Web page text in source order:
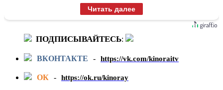
Читать далее
ПОДПИСЫВАЙТЕСЬ:
ВКОНТАКТЕ - https://vk.com/kinoraitv
ОК - https://ok.ru/kinoray